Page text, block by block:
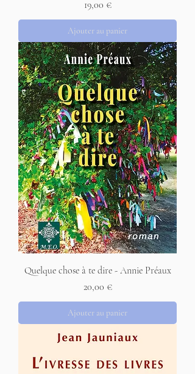
Prix
19,00 €
Ajouter au panier
Quelque chose à te dire - Annie Préaux
Prix
20,00 €
Ajouter au panier